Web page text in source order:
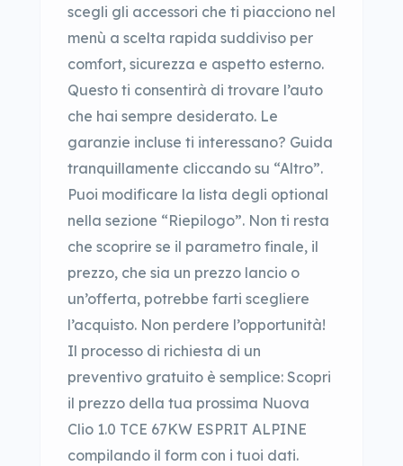
scegli gli accessori che ti piacciono nel
menù a scelta rapida suddiviso per
comfort, sicurezza e aspetto esterno.
Questo ti consentirà di trovare l’auto
che hai sempre desiderato. Le
garanzie incluse ti interessano? Guida
tranquillamente cliccando su “Altro”.
Puoi modificare la lista degli optional
nella sezione “Riepilogo”. Non ti resta
che scoprire se il parametro finale, il
prezzo, che sia un prezzo lancio o
un’offerta, potrebbe farti scegliere
l’acquisto. Non perdere l’opportunità!
Il processo di richiesta di un
preventivo gratuito è semplice: Scopri
il prezzo della tua prossima Nuova
Clio 1.0 TCE 67KW ESPRIT ALPINE
compilando il form con i tuoi dati.